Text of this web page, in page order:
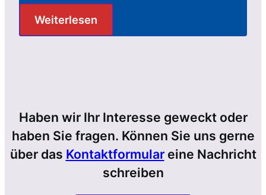
Weiterlesen
Haben wir Ihr Interesse geweckt oder
haben Sie fragen. Können Sie uns gerne
über das Kontaktformulareine Nachricht
schreiben